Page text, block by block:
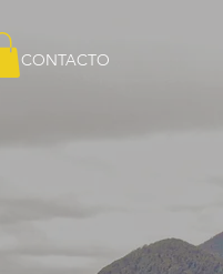
CONTACTO